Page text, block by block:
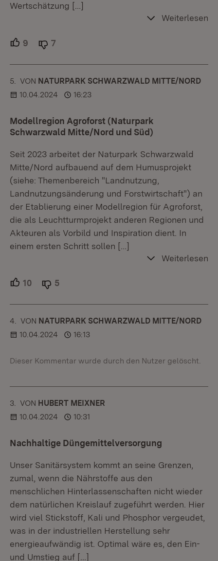
Wertschätzung […]
Weiterlesen
9 Unterstützer.
7
5. KOMMENTAR
VON :NATURPARK SCHWARZWALD MITTE/NORD
10.04.2024
16:23
Modellregion Agroforst (Naturpark
Schwarzwald Mitte/Nord und Süd)
Seit 2023 arbeitet der Naturpark Schwarzwald
Mitte/Nord aufbauend auf dem Humusprojekt
(siehe: Themenbereich "Landnutzung,
Landnutzungsänderung und Forstwirtschaft") an
der Etablierung einer Modellregion für Agroforst,
die als Leuchtturmprojekt anderen Regionen und
Akteuren als Vorbild und Inspiration dient. In
einem ersten Schritt sollen […]
Weiterlesen
10 Unterstützer.
5
4. KOMMENTAR
VON :NATURPARK SCHWARZWALD MITTE/NORD
10.04.2024
16:13
Dieser Kommentar wurde durch den Nutzer gelöscht.
3. KOMMENTAR
VON :HUBERT MEIXNER
10.04.2024
10:31
Nachhaltige Düngemittelversorgung
Unser Sanitärsystem kommt an seine Grenzen,
zumal, wenn die Nährstoffe aus den
menschlichen Hinterlassenschaften nicht wieder
dem natürlichen Kreislauf zugeführt werden. Hier
wird viel Stickstoff, Kali und Phosphor vergeudet,
was in der industriellen Herstellung sehr
energieaufwändig ist. Optimal wäre es, den Ein-
und Umstieg auf […]